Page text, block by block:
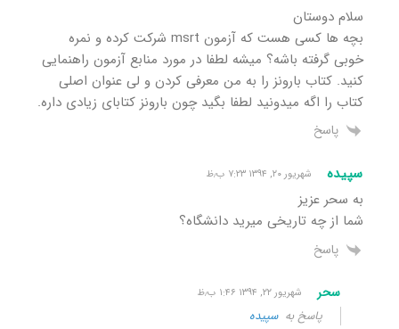
سلام دوستان
بچه ها کسی هست که آزمون msrt شرکت کرده و نمره
خوبی گرفته باشه؟ میشه لطفا در مورد منابع آزمون راهنمایی
کنید. کتاب بارونز را به من معرفی کردن و لی عنوان اصلی
کتاب را اگه میدونید لطفا بگید چون بارونز کتابای زیادی داره.
پاسخ
سپیده شهریور ۲۰, ۱۳۹۴ ۷:۲۳ ب٫ظ
به سحر عزیز
شما از چه تاریخی میرید دانشگاه؟
پاسخ
سحر شهریور ۲۲, ۱۳۹۴ ۱:۴۶ ب٫ظ
پاسخ بهسپیده